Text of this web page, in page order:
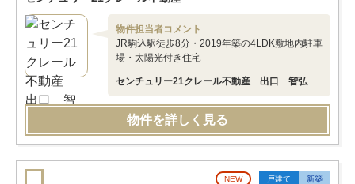
物件担当者コメント
JR駒込駅徒歩8分・2019年築の4LDK敷地内駐車
場・太陽光付き住宅
センチュリー21クレール不動産 出口 智弘
物件を詳しく見る
NEW 戸建て 新築